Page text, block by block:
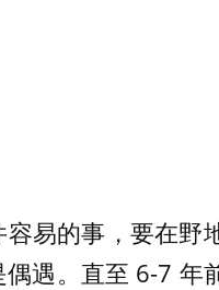
易的事，要在野
遇。直至 6-7 年